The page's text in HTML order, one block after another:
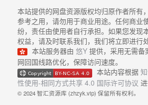
本站提供的网盘资源版权均归原作者所有
参考之用，请勿用于商业用途。任何商业
纷，责任由使用者自行承担。如果您发现
权益，请及时联系我们，我们将立即进行处
本站服务器由 悠Y 提供，采用无需备
网回国线路优化，保障访问速度。
本站内容根据
性使用-相同方式共享 4.0 国际许可协议
© 2024 智汇资源库 (zhzyk.vip) 保留所有权利。